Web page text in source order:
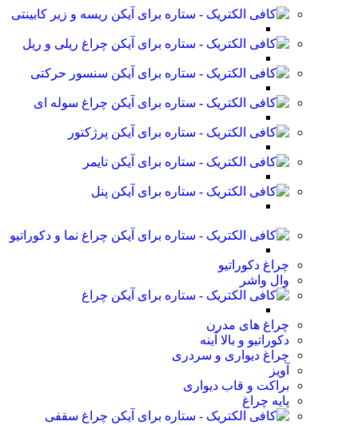
ریسه و زیر کابینتی
چراغ ریلی و ریل
سنسور حرکتی
چراغ سوله ای
پرژکتور
تایمر
پنل
چراغ نما و دکوراتیو
چراغ دکوراتیو
وال واشر
چراغ
چراغ های مدرن
دکوراتیو و بالا آینه
چراغ دیواری و سردری
آویز
براکت و قاب دیواری
پایه چراغ
چراغ سقفی